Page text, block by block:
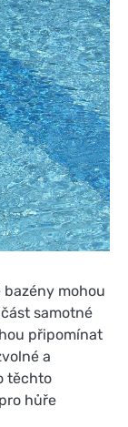
bazény mohou
samotné
připomínat
a
těchto
hůře